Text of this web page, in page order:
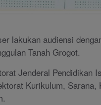
lakukan audiensi
Tanah Grogot.
Jenderal Pendidikan
Kurikulum, Sarana,